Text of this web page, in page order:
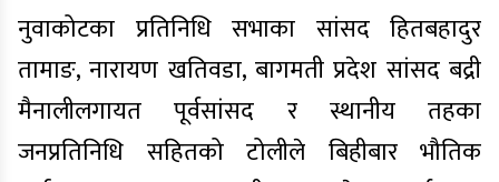
नुवाकोटका प्रतिनिधि सभाका सांसद हितबहादुर
तामाङ, नारायण खतिवडा, बागमती प्रदेश सांसद बद्री
मैनालीलगायत पूर्वसांसद र स्थानीय तहका
जनप्रतिनिधि सहितको टोलीले बिहीबार भौतिक